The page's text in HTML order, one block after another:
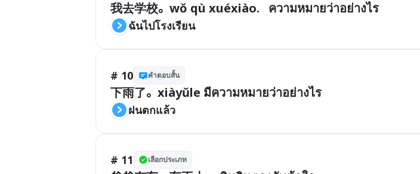
ฉันไปโรงเรียน
# 10 คำตอบสั้น
下雨了。xiàyǔle มีความหมายว่าอย่างไร
ฝนตกแล้ว
# 11 เลือกประเภท